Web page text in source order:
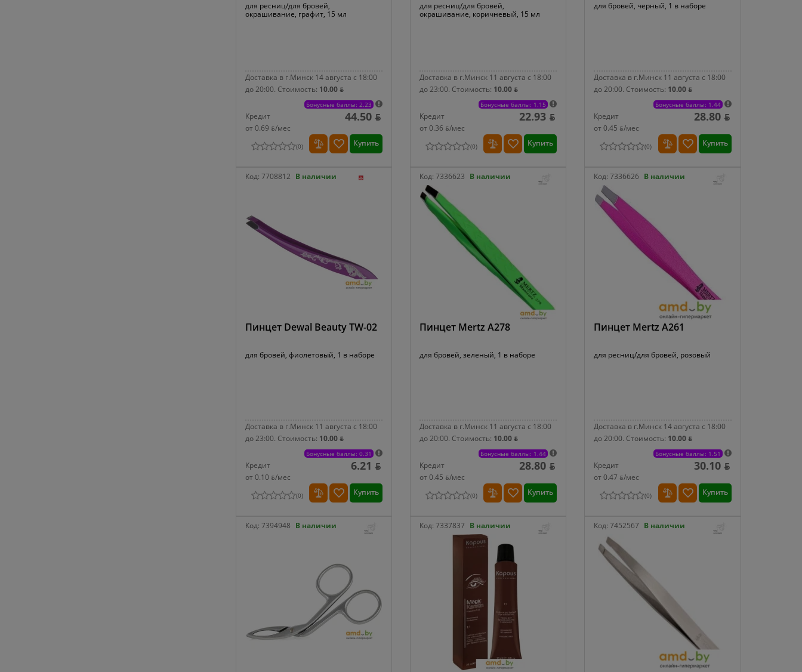
для ресниц/для бровей,
окрашивание, графит, 15 мл
Доставка в г.Минск 14 августа с 18:00
до 20:00. Стоимость: 10.00 ƃ
Бонусные баллы: 2.23
Кредит
от 0.69 ƃ/мec
44.50 ƃ
(0) Купить
для ресниц/для бровей,
окрашивание, коричневый, 15 мл
Доставка в г.Минск 11 августа с 18:00
до 23:00. Стоимость: 10.00 ƃ
Бонусные баллы: 1.15
Кредит
от 0.36 ƃ/мec
22.93 ƃ
(0) Купить
для бровей, черный, 1 в наборе
Доставка в г.Минск 11 августа с 18:00
до 20:00. Стоимость: 10.00 ƃ
Бонусные баллы: 1.44
Кредит
от 0.45 ƃ/мec
28.80 ƃ
(0) Купить
Код: 7708812 В наличии
Пинцет Dewal Beauty TW-02
для бровей, фиолетовый, 1 в наборе
Доставка в г.Минск 11 августа с 18:00
до 23:00. Стоимость: 10.00 ƃ
Бонусные баллы: 0.31
Кредит
от 0.10 ƃ/мec
6.21 ƃ
(0) Купить
Код: 7336623 В наличии
Пинцет Mertz A278
для бровей, зеленый, 1 в наборе
Доставка в г.Минск 11 августа с 18:00
до 20:00. Стоимость: 10.00 ƃ
Бонусные баллы: 1.44
Кредит
от 0.45 ƃ/мec
28.80 ƃ
(0) Купить
Код:7336626 В наличии
Пинцет Mertz A261
для ресниц/для бровей, розовый
Доставка в г.Минск 14 августа с 18:00
до 20:00. Стоимость: 10.00 ƃ
Бонусные баллы: 1.51
Кредит
от 0.47 ƃ/мec
30.10 ƃ
(0) Купить
Код: 7394948 В наличии Код: 7337837 В наличии Код:7452567 В наличии